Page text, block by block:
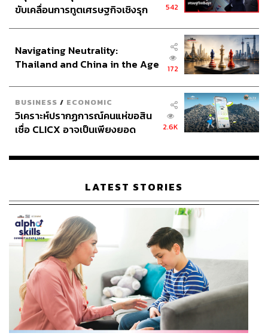
ขับเคลื่อนการทูตเศรษฐกิจเชิงรุก
542
Navigating Neutrality:
Thailand and China in the Age
172
BUSINESS / ECONOMIC
วิเคราะห์ปรากฏการณ์คนแห่ขอสิน
เชื่อ CLICX อาจเป็นเพียงยอด
เรือนไทยที่ถูกซุกไว้
2.6K
LATEST STORIES